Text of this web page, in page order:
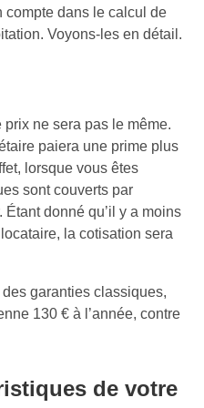
compte dans le calcul de
Voyons-les en détail.
prix ne sera pas le même.
paiera une prime plus
lorsque vous êtes
sont couverts par
Étant donné qu’il y a moins
la cotisation sera
garanties classiques,
130 € à l’année, contre
de votre